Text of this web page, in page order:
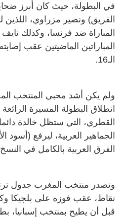
في البطولة، حيث كان أبرز
الفريق) ونصير مزراوي، اللذين
المباراة ضد فرنسا، وكذلك
المباراتين الماضيتين عقب
الـ16.
ولم يكن أشد محبي المنتخب
انطلاق البطولة المسيرة
القطري، التي ستظل خالدة
الجماهير العربية، ليرفع
الفرق العربية بالكامل في
نقاط، عقب فوزه على بلجيكا
قبل أن يطيح بمنتخب إسبانيا،